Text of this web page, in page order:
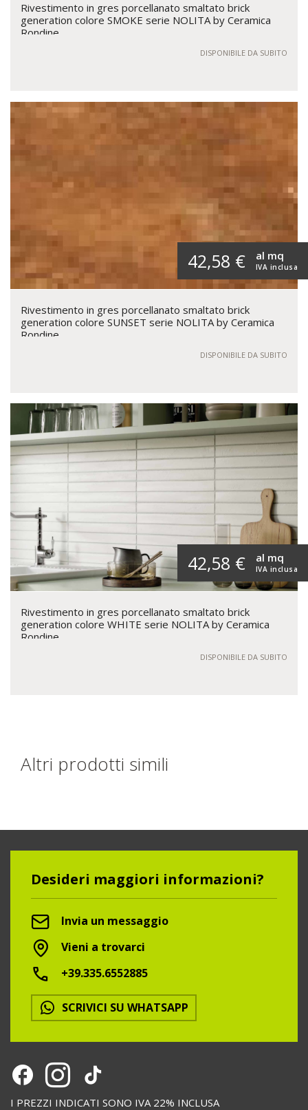
Rivestimento in gres porcellanato smaltato brick
generation colore SMOKE serie NOLITA by Ceramica
Rondine
DISPONIBILE DA SUBITO
42,58 € IVA inclusa
al mq
Rivestimento in gres porcellanato smaltato brick
generation colore SUNSET serie NOLITA by Ceramica
Rondine
DISPONIBILE DA SUBITO
42,58 € IVA inclusa
al mq
Rivestimento in gres porcellanato smaltato brick
generation colore WHITE serie NOLITA by Ceramica
Rondine
DISPONIBILE DA SUBITO
Altri prodotti simili
Desideri maggiori informazioni?
Invia un messaggio
Vieni a trovarci
+39.335.6552885
SCRIVICI SU WHATSAPP
I PREZZI INDICATI SONO IVA 22% INCLUSA